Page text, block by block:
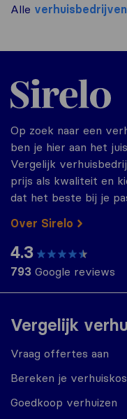
Alle verhuisbedrijven
Vergelijk
Vraag offertes aan
Bereken je
Goedkoop verhuizen
Sirelo.nl
Op zoek naar een
ben je hier aan het
Vergelijk
prijs als kwaliteit en
dat het beste bij je
Over Sirelo
4.3
793 Google reviews